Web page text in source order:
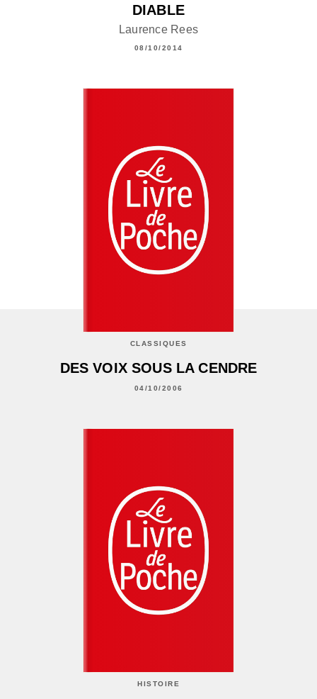
DIABLE
Laurence Rees
08/10/2014
CLASSIQUES
DES VOIX SOUS LA CENDRE
04/10/2006
HISTOIRE